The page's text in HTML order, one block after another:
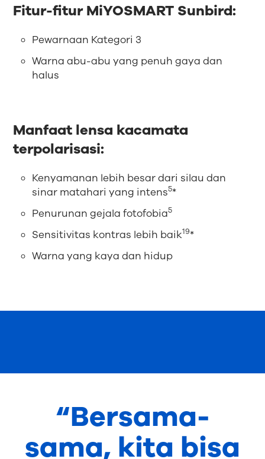
Fitur-fitur MiYOSMART Sunbird:
Pewarnaan Kategori 3
Warna abu-abu yang penuh gaya dan
halus
Manfaat lensa kacamata
terpolarisasi:
Kenyamanan lebih besar dari silau dan
sinar matahari yang intens5*
Penurunan gejala fotofobia5
Sensitivitas kontras lebih baik19*
Warna yang kaya dan hidup
“Bersama-
sama, kita bisa